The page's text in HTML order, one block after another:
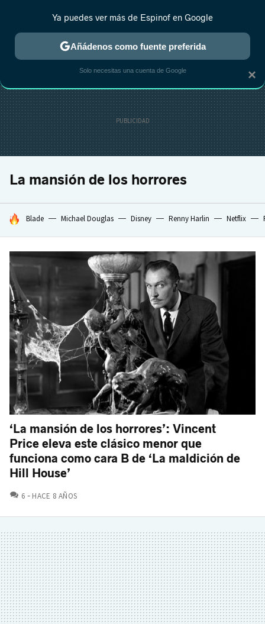
ESTRENOS REALITY ANIME RANKINGS CINE
La mansión de los horrores
HOY SE HABLA DE
Blade Michael Douglas Disney Renny Harlin Netflix
‘La mansión de los horrores’: Vincent
Price eleva este clásico menor que
funciona como cara B de ‘La maldición de
Hill House’
6 COMENTARIOS
HACE 8 AÑOS
×
Ya puedes ver más de Espinof en Google
Añádenos como fuente preferida
Solo necesitas una cuenta de Google